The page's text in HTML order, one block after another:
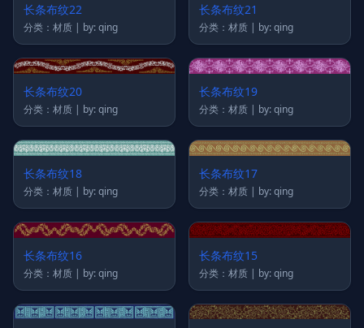
长条布纹22
分类：材质 | by: qing
长条布纹21
分类：材质 | by: qing
长条布纹20
分类：材质 | by: qing
长条布纹19
分类：材质 | by: qing
长条布纹18
分类：材质 | by: qing
长条布纹17
分类：材质 | by: qing
长条布纹16
分类：材质 | by: qing
长条布纹15
分类：材质 | by: qing